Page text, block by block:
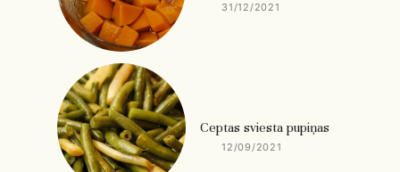
31/12/2021
Ceptas sviesta pupiņas
12/09/2021